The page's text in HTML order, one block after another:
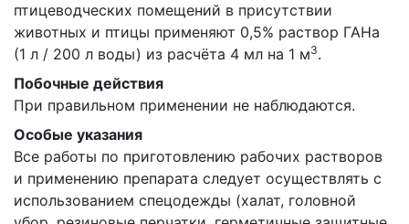
птицеводческих помещений в присутствии
животных и птицы применяют 0,5% раствор ГАНа
(1 л / 200 л воды) из расчёта 4 мл на 1 м3.
Побочные действия
При правильном применении не наблюдаются.
Особые указания
Все работы по приготовлению рабочих растворов
и применению препарата следует осуществлять с
использованием спецодежды (халат, головной